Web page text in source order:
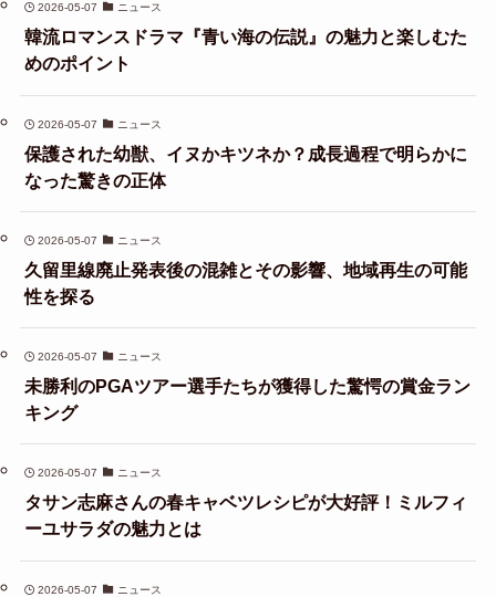
2026-05-07 ニュース
韓流ロマンスドラマ『青い海の伝説』の魅力と楽しむた
めのポイント
2026-05-07 ニュース
保護された幼獣、イヌかキツネか？成長過程で明らかに
なった驚きの正体
2026-05-07 ニュース
久留里線廃止発表後の混雑とその影響、地域再生の可能
性を探る
2026-05-07 ニュース
未勝利のPGAツアー選手たちが獲得した驚愕の賞金ラン
キング
2026-05-07 ニュース
タサン志麻さんの春キャベツレシピが大好評！ミルフィ
ーユサラダの魅力とは
2026-05-07 ニュース